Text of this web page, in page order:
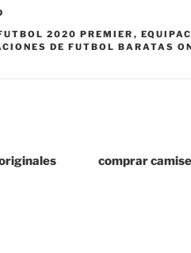
2020 PREMIER ,
DE FUTBOL BARATAS
comprar